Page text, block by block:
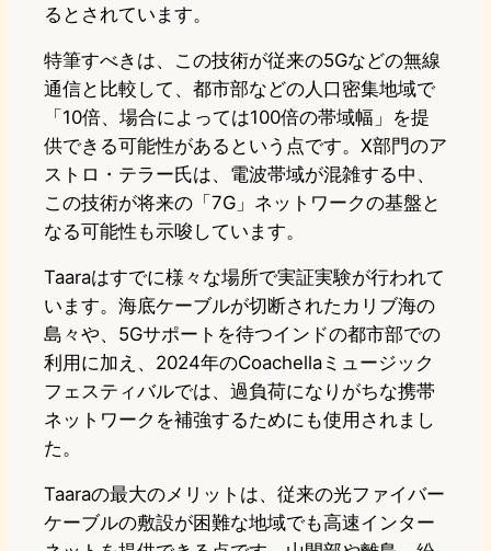
るとされています。
特筆すべきは、この技術が従来の5Gなどの無線
通信と比較して、都市部などの人口密集地域で
「10倍、場合によっては100倍の帯域幅」を提
供できる可能性があるという点です。X部門のア
ストロ・テラー氏は、電波帯域が混雑する中、
この技術が将来の「7G」ネットワークの基盤と
なる可能性も示唆しています。
Taaraはすでに様々な場所で実証実験が行われて
います。海底ケーブルが切断されたカリブ海の
島々や、5Gサポートを待つインドの都市部での
利用に加え、2024年のCoachellaミュージック
フェスティバルでは、過負荷になりがちな携帯
ネットワークを補強するためにも使用されまし
た。
Taaraの最大のメリットは、従来の光ファイバー
ケーブルの敷設が困難な地域でも高速インター